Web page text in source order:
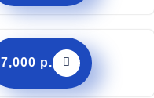
7,000 р.